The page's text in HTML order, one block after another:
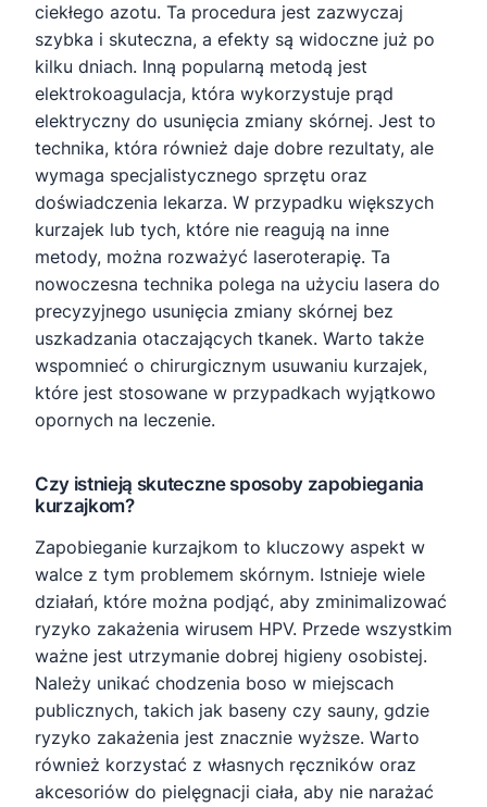
ciekłego azotu. Ta procedura jest zazwyczaj
szybka i skuteczna, a efekty są widoczne już po
kilku dniach. Inną popularną metodą jest
elektrokoagulacja, która wykorzystuje prąd
elektryczny do usunięcia zmiany skórnej. Jest to
technika, która również daje dobre rezultaty, ale
wymaga specjalistycznego sprzętu oraz
doświadczenia lekarza. W przypadku większych
kurzajek lub tych, które nie reagują na inne
metody, można rozważyć laseroterapię. Ta
nowoczesna technika polega na użyciu lasera do
precyzyjnego usunięcia zmiany skórnej bez
uszkadzania otaczających tkanek. Warto także
wspomnieć o chirurgicznym usuwaniu kurzajek,
które jest stosowane w przypadkach wyjątkowo
opornych na leczenie.
Czy istnieją skuteczne sposoby zapobiegania
kurzajkom?
Zapobieganie kurzajkom to kluczowy aspekt w
walce z tym problemem skórnym. Istnieje wiele
działań, które można podjąć, aby zminimalizować
ryzyko zakażenia wirusem HPV. Przede wszystkim
ważne jest utrzymanie dobrej higieny osobistej.
Należy unikać chodzenia boso w miejscach
publicznych, takich jak baseny czy sauny, gdzie
ryzyko zakażenia jest znacznie wyższe. Warto
również korzystać z własnych ręczników oraz
akcesoriów do pielęgnacji ciała, aby nie narażać